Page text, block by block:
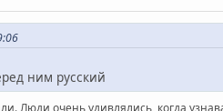
ним русский
Люди очень удивлялись, когда